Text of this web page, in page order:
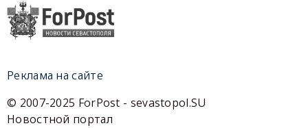
Реклама на сайте
© 2007-2025 ForPost - sevastopol.SU
Новостной портал